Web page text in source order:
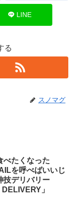
LINE
る
スノマグ
べたくなった
を呼べばいいじ
技デリバリー
」